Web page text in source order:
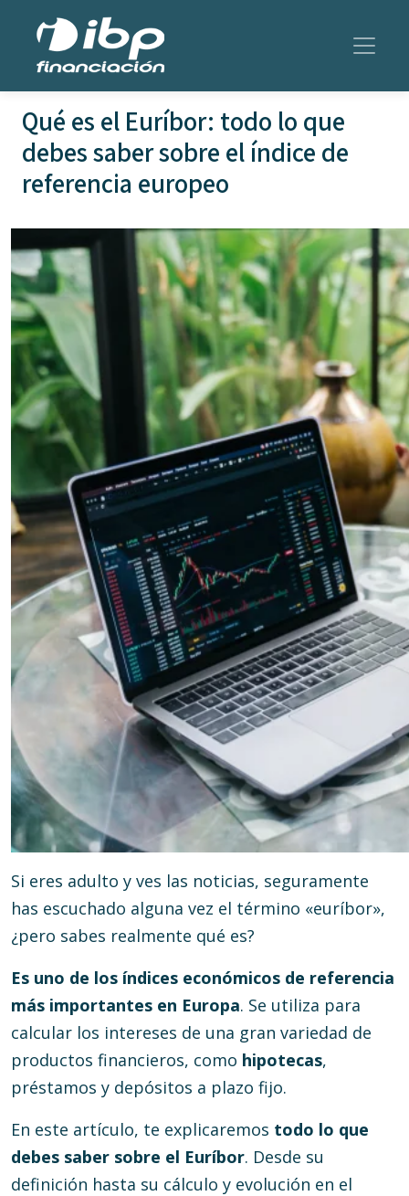
Qué es el Euríbor: todo lo que
debes saber sobre el índice de
referencia europeo
Si eres adulto y ves las noticias, seguramente
has escuchado alguna vez el término «euríbor»,
¿pero sabes realmente qué es?
Es uno de los índices económicos de referencia
más importantes en Europa. Se utiliza para
calcular los intereses de una gran variedad de
productos financieros, como hipotecas,
préstamos y depósitos a plazo fijo.
En este artículo, te explicaremos todo lo que
debes saber sobre el Euríbor. Desde su
definición hasta su cálculo y evolución en el